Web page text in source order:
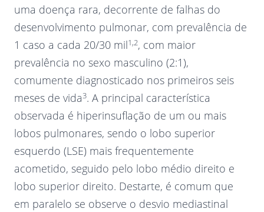
uma doença rara, decorrente de falhas do
desenvolvimento pulmonar, com prevalência de
1 caso a cada 20/30 mil1,2, com maior
prevalência no sexo masculino (2:1),
comumente diagnosticado nos primeiros seis
meses de vida3. A principal característica
observada é hiperinsuflação de um ou mais
lobos pulmonares, sendo o lobo superior
esquerdo (LSE) mais frequentemente
acometido, seguido pelo lobo médio direito e
lobo superior direito. Destarte, é comum que
em paralelo se observe o desvio mediastinal